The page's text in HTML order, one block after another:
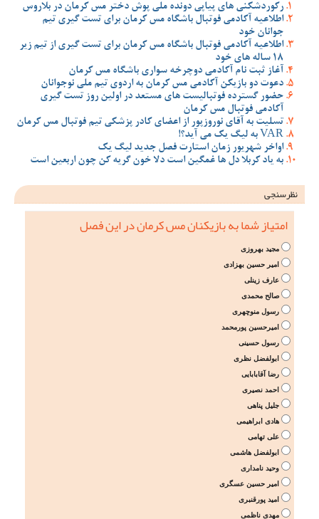
رکوردشکنی های پیاپی دونده ملی پوش دختر مس کرمان در بلاروس
اطلاعیه آکادمی فوتبال باشگاه مس کرمان برای تست گیری تیم
جوانان خود
اطلاعیه آکادمی فوتبال باشگاه مس کرمان برای تست گیری از تیم زیر
18 ساله های خود
آغاز ثبت نام آکادمی دوچرخه سواری باشگاه مس کرمان
دعوت دو بازیکن آکادمی مس کرمان به اردوی تیم ملی نوجوانان
حضور گسترده فوتبالیست های مستعد در اولین روز تست گیری
آکادمی فوتبال مس کرمان
تسلیت به آقای نوروزپور از اعضای کادر پزشکی تیم فوتبال مس کرمان
VAR به لیگ یک می آید؟!
اواخر شهریور زمان استارت فصل جدید لیگ یک
به یاد کربلا دل ها غمگین است دلا خون گریه کن چون اربعین است
نظرسنجی
امتیاز شما به بازیکنان مس کرمان در این فصل
مجید بهروزی
امیر حسین بهزادی
عارف زینلی
صالح محمدی
رسول منوچهری
امیرحسین پورمحمد
رسول حسینی
ابولفضل نظری
رضا آقابابایی
احمد نصیری
جلیل پناهی
هادی ابراهیمی
علی تهامی
ابولفضل هاشمی
وحید نامداری
امیر حسین عسگری
امید پورقنبری
مهدی ناظمی